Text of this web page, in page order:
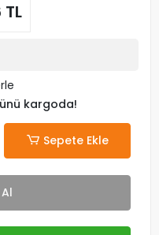
kargoda!
Sepete Ekle